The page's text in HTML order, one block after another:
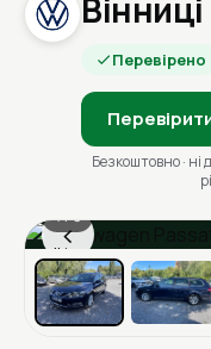
Вінниці
Перевірено
Безкоштовно · ні
‹
1 / 6
Ціна в місяць